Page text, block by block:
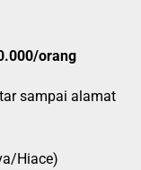
orang
sampai alamat
Hiace)